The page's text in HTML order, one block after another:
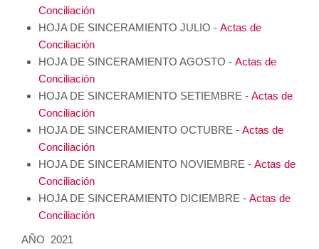
Conciliación
HOJA DE SINCERAMIENTO JULIO - Actas de
Conciliación
HOJA DE SINCERAMIENTO AGOSTO - Actas de
Conciliación
HOJA DE SINCERAMIENTO SETIEMBRE - Actas de
Conciliación
HOJA DE SINCERAMIENTO OCTUBRE - Actas de
Conciliación
HOJA DE SINCERAMIENTO NOVIEMBRE - Actas de
Conciliación
HOJA DE SINCERAMIENTO DICIEMBRE - Actas de
Conciliación
AÑO 2021